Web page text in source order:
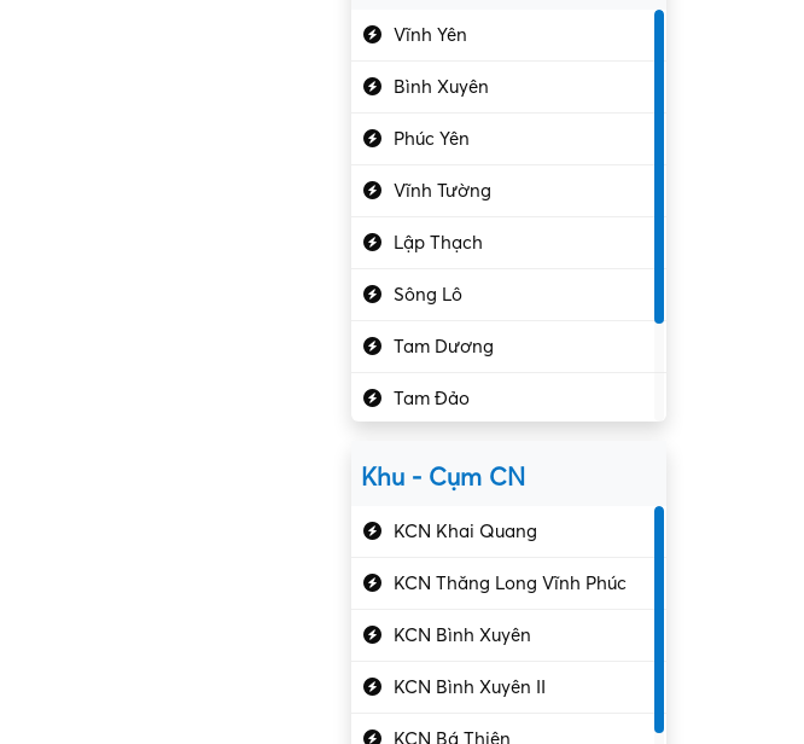
Kiểm soát chất lượng
Kỹ sư cơ khí
Kỹ sư điện
Kỹ thuật cao
Kỹ thuật mạng – IT
Làm bán thời gian
Lao động phổ thông
Vĩnh Yên
Bình Xuyên
Phúc Yên
Vĩnh Tường
Lập Thạch
Sông Lô
Tam Dương
Tam Đảo
Khu - Cụm CN
KCN Khai Quang
KCN Thăng Long Vĩnh Phúc
KCN Bình Xuyên
KCN Bình Xuyên II
KCN Bá Thiện